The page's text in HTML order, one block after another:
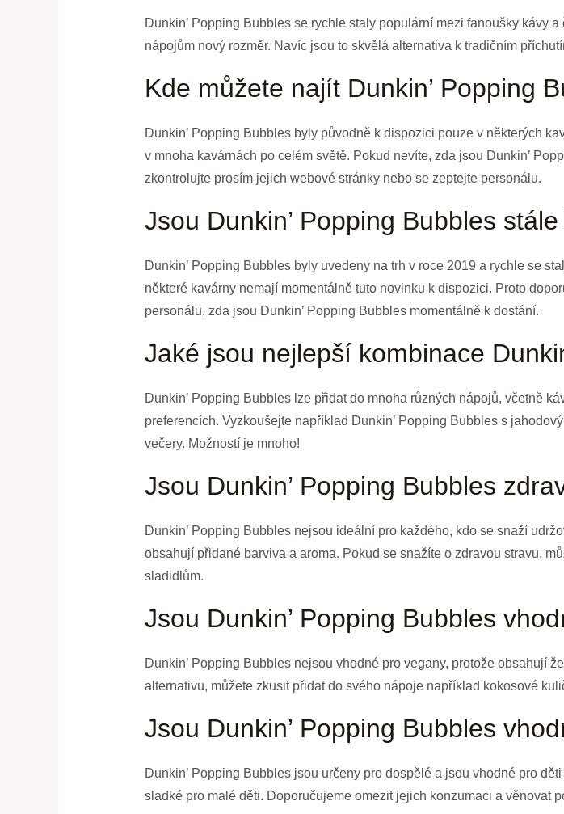
Dunkin’ Popping Bubbles se rychle staly populární mezi fanoušky kávy
nápojům nový rozměr. Navíc jsou to skvělá alternativa k tradičním
Kde můžete najít Dunkin’ Popping
Dunkin’ Popping Bubbles byly původně k dispozici pouze v některých
v mnoha kavárnách po celém světě. Pokud nevíte, zda jsou Dunkin’
zkontrolujte prosím jejich webové stránky nebo se zeptejte personálu.
Jsou Dunkin’ Popping Bubbles
Dunkin’ Popping Bubbles byly uvedeny na trh v roce 2019 a rychle se
některé kavárny nemají momentálně tuto novinku k dispozici. Proto
personálu, zda jsou Dunkin’ Popping Bubbles momentálně k dostání.
Jaké jsou nejlepší kombinace
Dunkin’ Popping Bubbles lze přidat do mnoha různých nápojů, včetně
preferencích. Vyzkoušejte například Dunkin’ Popping Bubbles s
večery. Možností je mnoho!
Jsou Dunkin’ Popping Bubbles
Dunkin’ Popping Bubbles nejsou ideální pro každého, kdo se snaží
obsahují přidané barviva a aroma. Pokud se snažíte o zdravou stravu,
sladidlům.
Jsou Dunkin’ Popping Bubbles
Dunkin’ Popping Bubbles nejsou vhodné pro vegany, protože obsahují
alternativu, můžete zkusit přidat do svého nápoje například kokosové
Jsou Dunkin’ Popping Bubbles
Dunkin’ Popping Bubbles jsou určeny pro dospělé a jsou vhodné pro
sladké pro malé děti. Doporučujeme omezit jejich konzumaci a věnovat